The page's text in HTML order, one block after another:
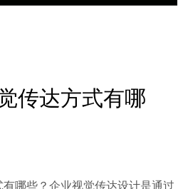
传达方式有哪
哪些？企业视觉传达设计是通过